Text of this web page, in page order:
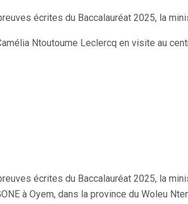
écrites du Baccalauréat 2025, la
écrites du Baccalauréat 2025, la
à Oyem, dans la province du Woleu